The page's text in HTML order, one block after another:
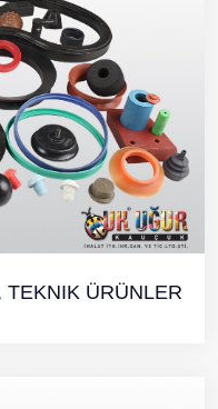
ÜRÜNLER